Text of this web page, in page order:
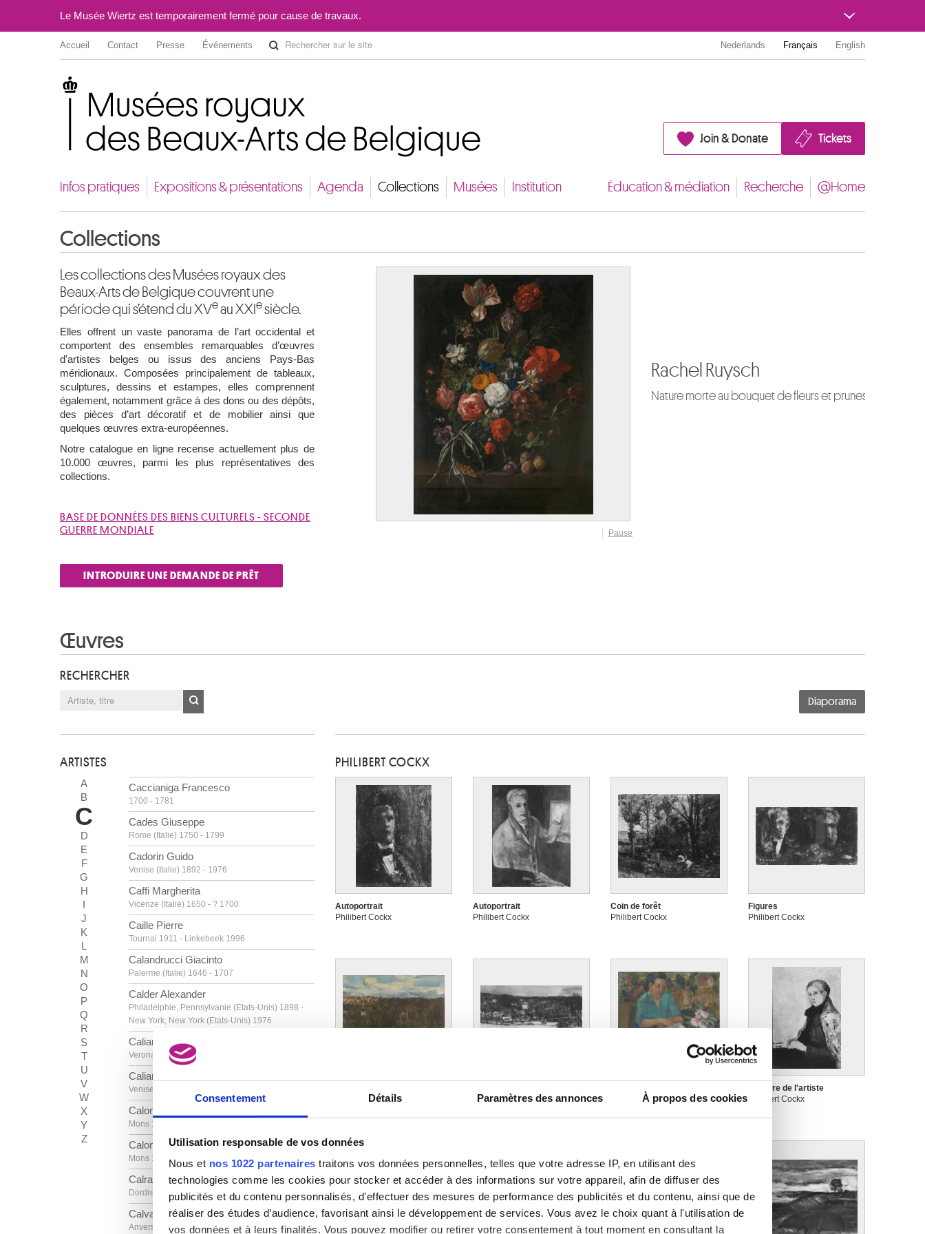
Consentement Détails Paramètres des annonces À propos des cookies
Utilisation responsable de vos données
Nous et nos 1022 partenaires traitons vos données personnelles, telles que votre adresse IP, en utilisant des
technologies comme les cookies pour stocker et accéder à des informations sur votre appareil, afin de diffuser des
publicités et du contenu personnalisés, d'effectuer des mesures de performance des publicités et du contenu, ainsi que de
réaliser des études d’audience, favorisant ainsi le développement de services. Vous avez le choix quant à l'utilisation de
vos données et à leurs finalités. Vous pouvez modifier ou retirer votre consentement à tout moment en consultant la
Le Musée Wiertz est temporairement fermé pour cause de travaux.
Accueil Contact Presse Événements Nederlands Français English
Join & Donate Tickets
Infos pratiques Expositions & présentations Agenda Collections Musées Institution Éducation & médiation Recherche @Home
Collections
Les collections des Musées royaux des
Beaux-Arts de Belgique couvrent une
période qui s’étend du XVeau XXI esiècle.
Elles offrent un vaste panorama de l’art occidental et
comportent des ensembles remarquables d’œuvres
d'artistes belges ou issus des anciens Pays-Bas
méridionaux. Composées principalement de tableaux,
sculptures, dessins et estampes, elles comprennent
également, notamment grâce à des dons ou des dépôts,
des pièces d’art décoratif et de mobilier ainsi que
quelques œuvres extra-européennes.
Notre catalogue en ligne recense actuellement plus de
10.000 œuvres, parmi les plus représentatives des
collections.
BASE DE DONNÉES DES BIENS CULTURELS - SECONDE
GUERRE MONDIALE
INTRODUIRE UNE DEMANDE DE PRÊT
Rachel Ruysch
Nature morte au bouquet de fleurs et prunes
Pause
Œuvres
RECHERCHER
ARTISTES
A
B
C
D
E
F
G
H
I
J
K
L
M
N
O
P
Q
R
S
T
U
V
W
X
Y
Z
Caccianiga Francesco
1700 - 1781
Cades Giuseppe
Rome (Italie) 1750 - 1799
Cadorin Guido
Venise (Italie) 1892 - 1976
Caffi Margherita
Vicenze (Italie) 1650 - ? 1700
Caille Pierre
Tournai 1911 - Linkebeek 1996
Calandrucci Giacinto
Palerme (Italie) 1646 - 1707
Calder Alexander
Philadelphie, Pennsylvanie (Etats-Unis) 1898 -
New York, New York (Etats-Unis) 1976
Caliari Benedetto
Verona (Italië) 1438 - 1598
Caliari Carletto
Venise (Italie) 1570 - 1596
Calonne Cécile
Mons 1936
Calonne Jacques
Mons 1930
Calraet Abraham van
Dordrecht (Pays-Bas) 1642 - 1722
Calvaert Denys
Anvers vers 1540 - Bologne (Italie) 1619
Diaporama
PHILIBERT COCKX
Autoportrait
Philibert Cockx
Autoportrait
Philibert Cockx
Coin de forêt
Philibert Cockx
Figures
Philibert Cockx
Philibert Cockx
Philibert Cockx
Philibert Cockx
La mère de l'artiste
Philibert Cockx